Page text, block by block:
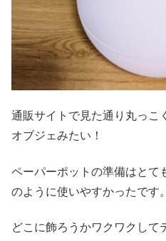
通販サイトで見た通り丸っこ
オブジェみたい！
ペーパーポットの準備はとて
のように使いやすかったです。
どこに飾ろうかワクワクして